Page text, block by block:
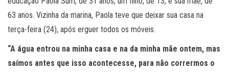
63 anos. Vizinha da marina, Paola teve que deixar sua casa na
terça-feira (24), após erguer todos os móveis.
“A água entrou na minha casa e na da minha mãe ontem, mas
saímos antes que isso acontecesse, para não corrermos o